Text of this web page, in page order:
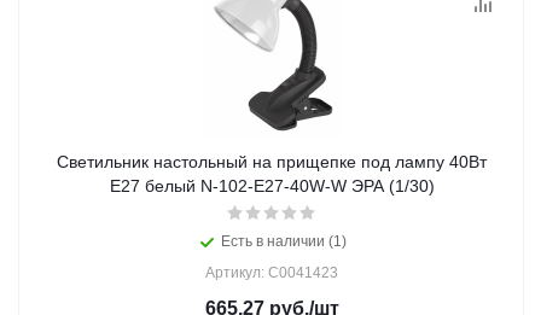
Светильник настольный на прищепке под лампу 40Вт
Е27 белый N-102-E27-40W-W ЭРА (1/30)
Есть в наличии (1)
Артикул: C0041423
665.27руб./шт